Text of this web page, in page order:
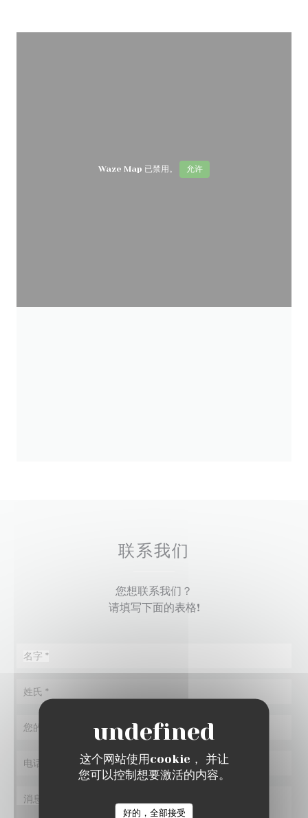
这个网站使用cookie， 并让
您可以控制想要激活的内容。
好的，全部接受
Waze Map 已禁用。 允许
联系我们
您想联系我们？
请填写下面的表格!